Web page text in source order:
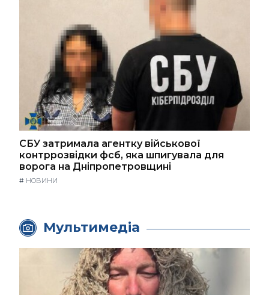
СБУ затримала агентку військової
контррозвідки фсб, яка шпигувала для
ворога на Дніпропетровщині
# НОВИНИ
Мультимедіа